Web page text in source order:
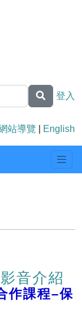
登入
站導覽 English
音介紹
作課程–保